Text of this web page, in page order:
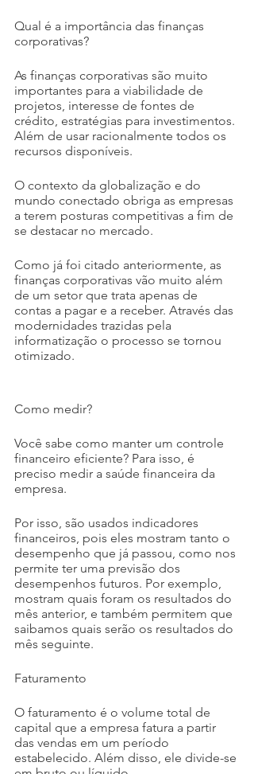
Qual é a importância das finanças
corporativas?
As finanças corporativas são muito
importantes para a viabilidade de
projetos, interesse de fontes de
crédito, estratégias para investimentos.
Além de usar racionalmente todos os
recursos disponíveis.
O contexto da globalização e do
mundo conectado obriga as empresas
a terem posturas competitivas a fim de
se destacar no mercado.
Como já foi citado anteriormente, as
finanças corporativas vão muito além
de um setor que trata apenas de
contas a pagar e a receber. Através das
modernidades trazidas pela
informatização o processo se tornou
otimizado.
Como medir?
Você sabe como manter um controle
financeiro eficiente? Para isso, é
preciso medir a saúde financeira da
empresa.
Por isso, são usados indicadores
financeiros, pois eles mostram tanto o
desempenho que já passou, como nos
permite ter uma previsão dos
desempenhos futuros. Por exemplo,
mostram quais foram os resultados do
mês anterior, e também permitem que
saibamos quais serão os resultados do
mês seguinte.
Faturamento
O faturamento é o volume total de
capital que a empresa fatura a partir
das vendas em um período
estabelecido. Além disso, ele divide-se